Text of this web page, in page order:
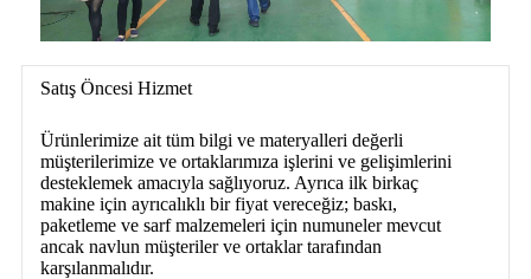
Satış Öncesi Hizmet
Ürünlerimize ait tüm bilgi ve materyalleri değerli
müşterilerimize ve ortaklarımıza işlerini ve gelişimlerini
desteklemek amacıyla sağlıyoruz. Ayrıca ilk birkaç
makine için ayrıcalıklı bir fiyat vereceğiz; baskı,
paketleme ve sarf malzemeleri için numuneler mevcut
ancak navlun müşteriler ve ortaklar tarafından
karşılanmalıdır.